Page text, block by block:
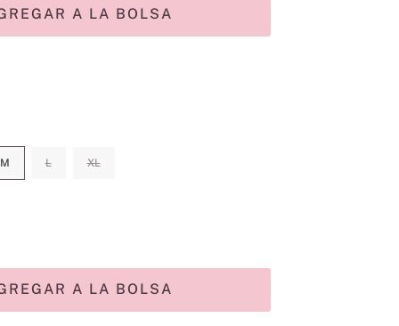
A LA BOLSA
M L XL
A LA BOLSA